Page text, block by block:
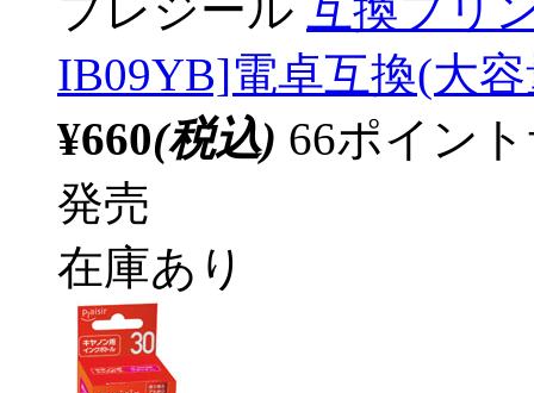
プレジール 互換プリ
IB09YB]電卓互換(大
¥660(税込) 66ポイン
発売
在庫あり